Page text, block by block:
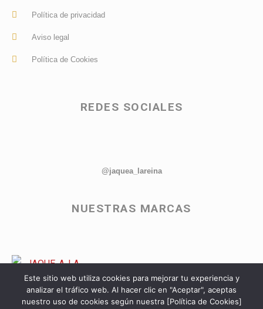
Política de privacidad
Aviso legal
Política de Cookies
REDES SOCIALES
@jaquea_lareina
NUESTRAS MARCAS
Este sitio web utiliza cookies para mejorar tu experiencia y
analizar el tráfico web. Al hacer clic en "Aceptar", aceptas
nuestro uso de cookies según nuestra [Política de Cookies]